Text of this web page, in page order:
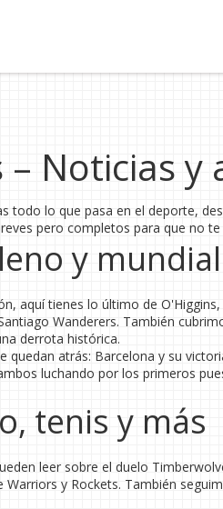
Noticias y
todo lo que pasa en el deporte,
pero completos para que no
y mundial
aquí tienes lo último de
Wanderers. También
derrota histórica.
quedan atrás: Barcelona y su
luchando por los primeros
tenis y más
leer sobre el duelo
y Rockets. También